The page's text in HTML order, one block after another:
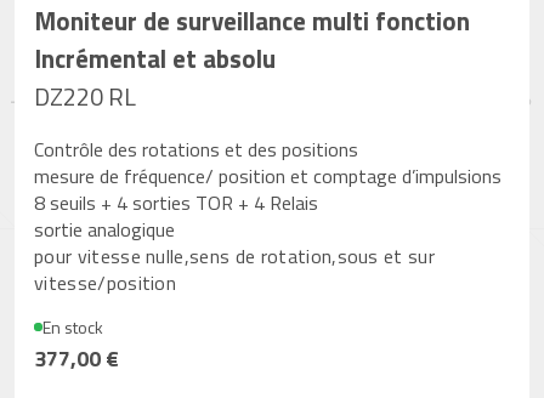
Moniteur de surveillance multi fonction
Incrémental et absolu
DZ220 RL
Contrôle des rotations et des positions
mesure de fréquence/ position et comptage d’impulsions
8 seuils + 4 sorties TOR + 4 Relais
sortie analogique
pour vitesse nulle,sens de rotation,sous et sur
vitesse/position
En stock
377,00 €